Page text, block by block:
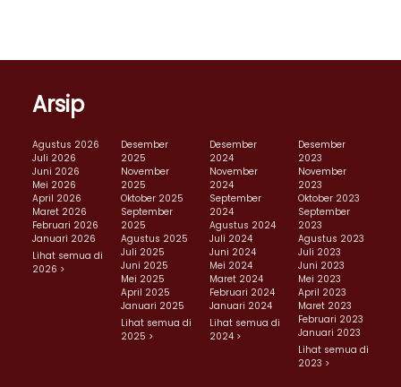
Arsip
Agustus 2026
Juli 2026
Juni 2026
Mei 2026
April 2026
Maret 2026
Februari 2026
Januari 2026
Lihat semua di
2026 >
Desember
2025
November
2025
Oktober 2025
September
2025
Agustus 2025
Juli 2025
Juni 2025
Mei 2025
April 2025
Januari 2025
Lihat semua di
2025 >
Desember
2024
November
2024
September
2024
Agustus 2024
Juli 2024
Juni 2024
Mei 2024
Maret 2024
Februari 2024
Januari 2024
Lihat semua di
2024 >
Desember
2023
November
2023
Oktober 2023
September
2023
Agustus 2023
Juli 2023
Juni 2023
Mei 2023
April 2023
Maret 2023
Februari 2023
Januari 2023
Lihat semua di
2023 >